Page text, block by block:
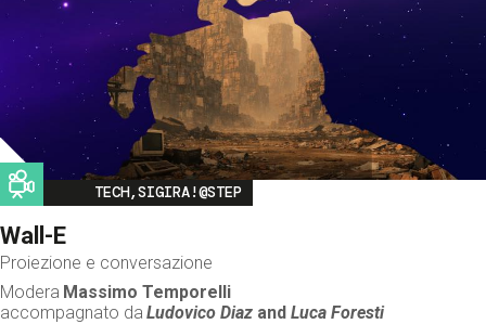
Image
TECH,SIGIRA!@STEP
Wall-E
Proiezione e conversazione
Modera Massimo Temporelli
accompagnato da Ludovico Diaz andLuca Foresti